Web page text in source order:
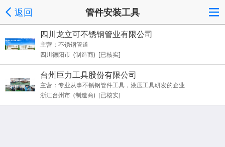
返回 管件安装工具
四川龙立可不锈钢管业有限公司
主营：不锈钢管道
四川德阳市 (制造商) [已核实]
台州巨力工具股份有限公司
主营：专业从事不锈钢管件工具，液压工具研发的企业
浙江台州市 (制造商) [已核实]